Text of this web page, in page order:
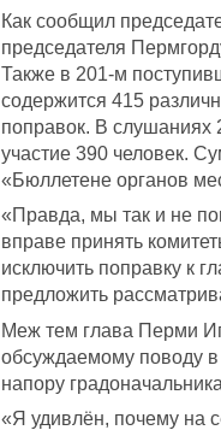
Как сообщил
председателя
Также в 201-м
содержится 415
поправок. В
участие 390 человек.
«Бюллетене органов
«Правда, мы так и не
вправе принять
исключить поправку к
предложить
Меж тем глава Перми
обсуждаемому поводу
напору
«Я удивлён, почему на